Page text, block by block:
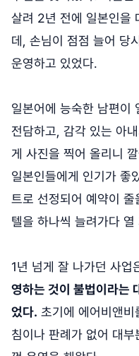
살려 2년 전에 일본인을
데, 손님이 점점 늘어 당
운영하고 있었다.
일본어에 능숙한 남편이
전담하고, 감각 있는 아
게 사진을 찍어 올리니
일본인들에게 인기가 좋
트로 선정되어 예약이
텔을 하나씩 늘려가다
1년 넘게 잘 나가던 사업
영하는 것이 불법이라는
었다. 초기에 에어비앤
침이나 판례가 없어 대